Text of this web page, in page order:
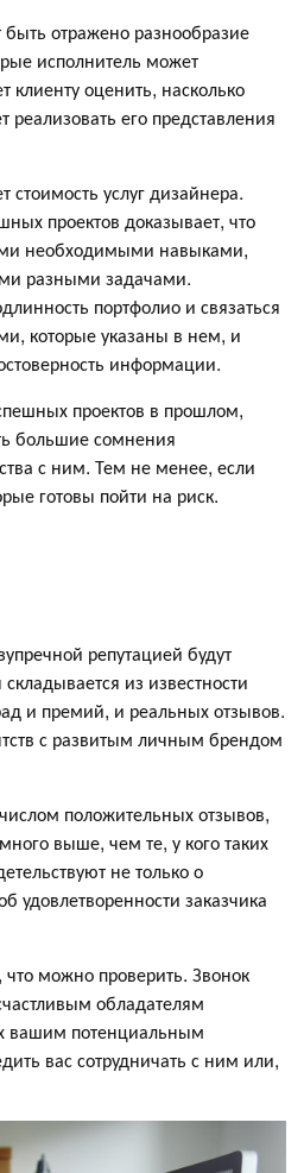
отражено разнообразие
исполнитель может
клиенту оценить, насколько
его представления
стоимость услуг дизайнера.
проектов доказывает, что
необходимыми навыками,
разными задачами.
портфолио и связаться
которые указаны в нем, и
информации.
проектов в прошлом,
большие сомнения
с ним. Тем не менее, если
готовы пойти на риск.
репутацией будут
из известности
и премий, и реальных отзывов.
с развитым личным брендом
положительных отзывов,
выше, чем те, у кого таких
не только о
удовлетворенности заказчика
можно проверить. Звонок
обладателям
вашим потенциальным
вас сотрудничать с ним или,